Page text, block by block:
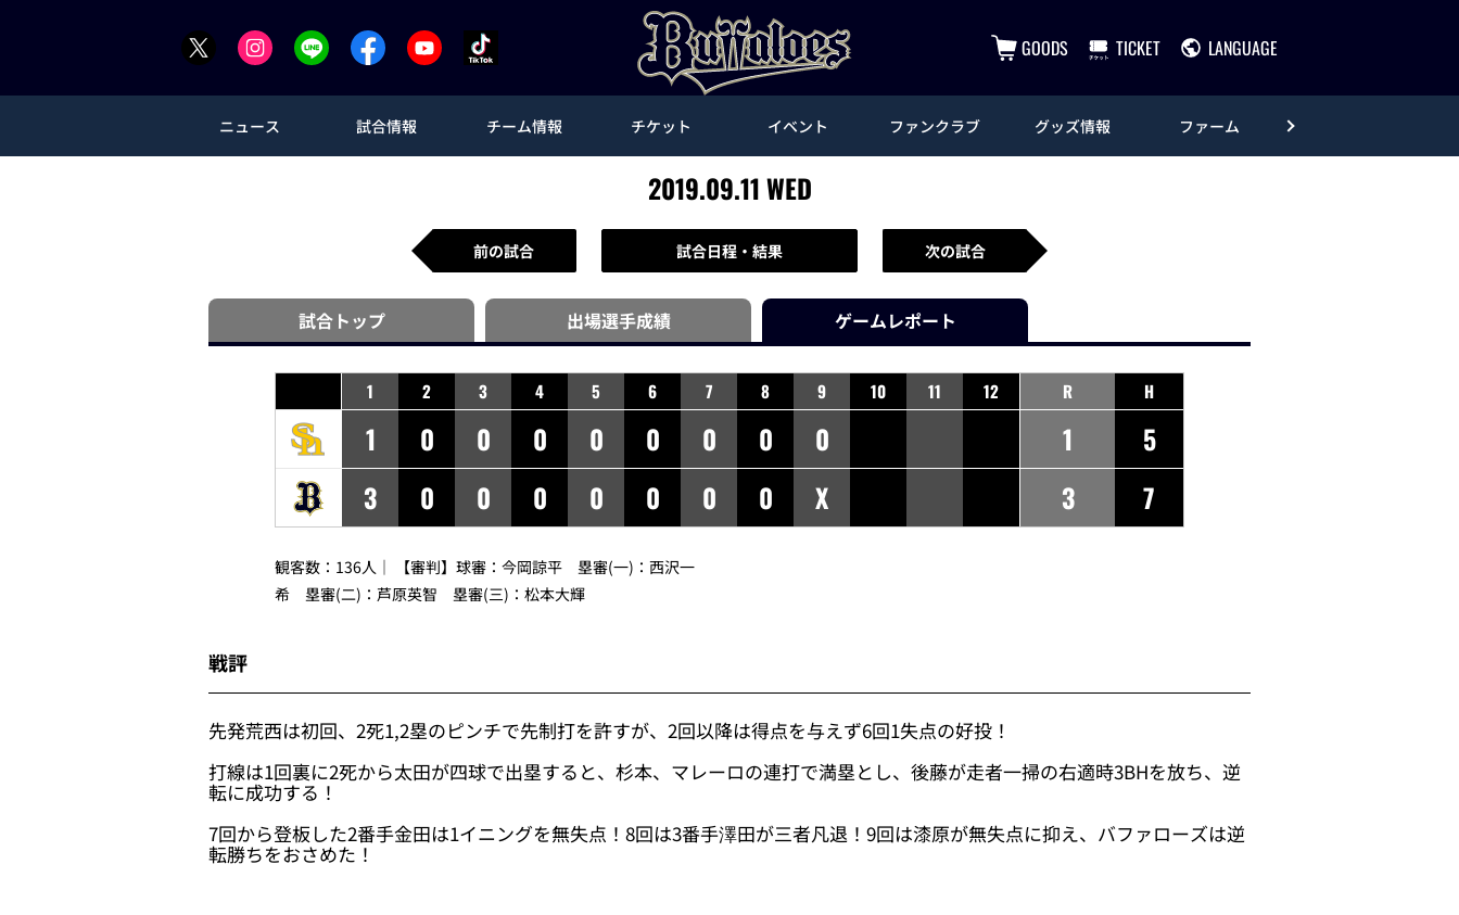
GOODS TICKET LANGUAGE
ニュース 試合情報 チーム情報 チケット イベント ファンクラブ グッズ情報 ファーム
2019.09.11 WED
前の試合 試合日程・結果 次の試合
試合トップ 出場選手成績 ゲームレポート
1 2 3 4 5 6 7 8 9 10 11 12
1 0 0 0 0 0 0 0
0
3
0 0 0 0 0 0 0 X
R H
1
5
3
7
観客数：136人｜ 【審判】球審：今岡諒平 塁審(一)：西沢一
希 塁審(二)：芦原英智 塁審(三)：松本大輝
戦評
先発荒西は初回、2死1,2塁のピンチで先制打を許すが、2回以降は得点を与えず6回1失点の好投！
打線は1回裏に2死から太田が四球で出塁すると、杉本、マレーロの連打で満塁とし、後藤が走者一掃の右適時3BHを放ち、逆
転に成功する！
7回から登板した2番手金田は1イニングを無失点！8回は3番手澤田が三者凡退！9回は漆原が無失点に抑え、バファローズは逆
転勝ちをおさめた！